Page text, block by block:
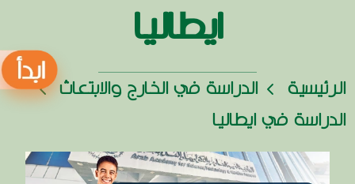
ايطاليا
الرئيسية
الدراسة في الخارج والابتعاث
الدراسة في ايطاليا